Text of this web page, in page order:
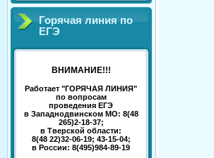
Горячая линия по
ЕГЭ
ВНИМАНИЕ!!!
Работает "ГОРЯЧАЯ ЛИНИЯ"
по вопросам
проведения ЕГЭ
в Западнодвинском МО: 8(48
265)2-18-37;
в Тверской области:
8(48 22)32-06-19; 43-15-04;
в России: 8(495)984-89-19